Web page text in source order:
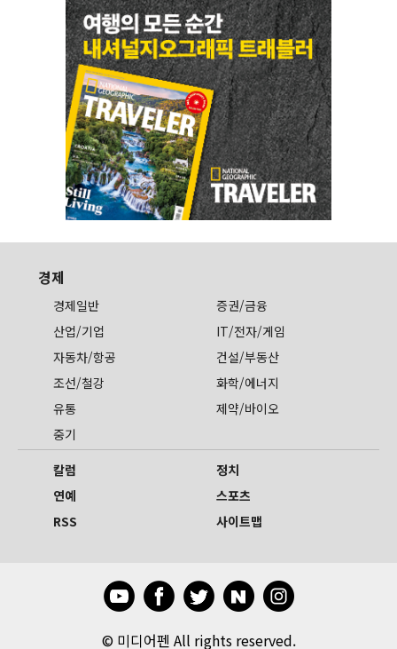
경제
경제일반
증권/금융
산업/기업
IT/전자/게임
자동차/항공
건설/부동산
조선/철강
화학/에너지
유통
제약/바이오
중기
칼럼
정치
연예
스포츠
RSS
사이트맵
© 미디어펜 All rights reserved.